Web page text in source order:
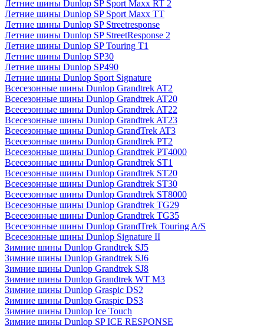
Летние шины Dunlop SP Sport Maxx RT 2
Летние шины Dunlop SP Sport Maxx TT
Летние шины Dunlop SP Streetresponse
Летние шины Dunlop SP StreetResponse 2
Летние шины Dunlop SP Touring T1
Летние шины Dunlop SP30
Летние шины Dunlop SP490
Летние шины Dunlop Sport Signature
Всесезонные шины Dunlop Grandtrek AT2
Всесезонные шины Dunlop Grandtrek AT20
Всесезонные шины Dunlop Grandtrek AT22
Всесезонные шины Dunlop Grandtrek AT23
Всесезонные шины Dunlop GrandTrek AT3
Всесезонные шины Dunlop Grandtrek PT2
Всесезонные шины Dunlop Grandtrek PT4000
Всесезонные шины Dunlop Grandtrek ST1
Всесезонные шины Dunlop Grandtrek ST20
Всесезонные шины Dunlop Grandtrek ST30
Всесезонные шины Dunlop Grandtrek ST8000
Всесезонные шины Dunlop Grandtrek TG29
Всесезонные шины Dunlop Grandtrek TG35
Всесезонные шины Dunlop GrandTrek Touring A/S
Всесезонные шины Dunlop Signature II
Зимние шины Dunlop Grandtrek SJ5
Зимние шины Dunlop Grandtrek SJ6
Зимние шины Dunlop Grandtrek SJ8
Зимние шины Dunlop Grandtrek WT M3
Зимние шины Dunlop Graspic DS2
Зимние шины Dunlop Graspic DS3
Зимние шины Dunlop Ice Touch
Зимние шины Dunlop SP ICE RESPONSE